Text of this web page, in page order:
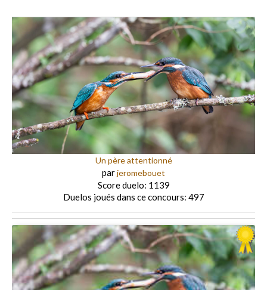
Un père attentionné
parjeromebouet
Score duelo: 1139
Duelos joués dans ce concours: 497